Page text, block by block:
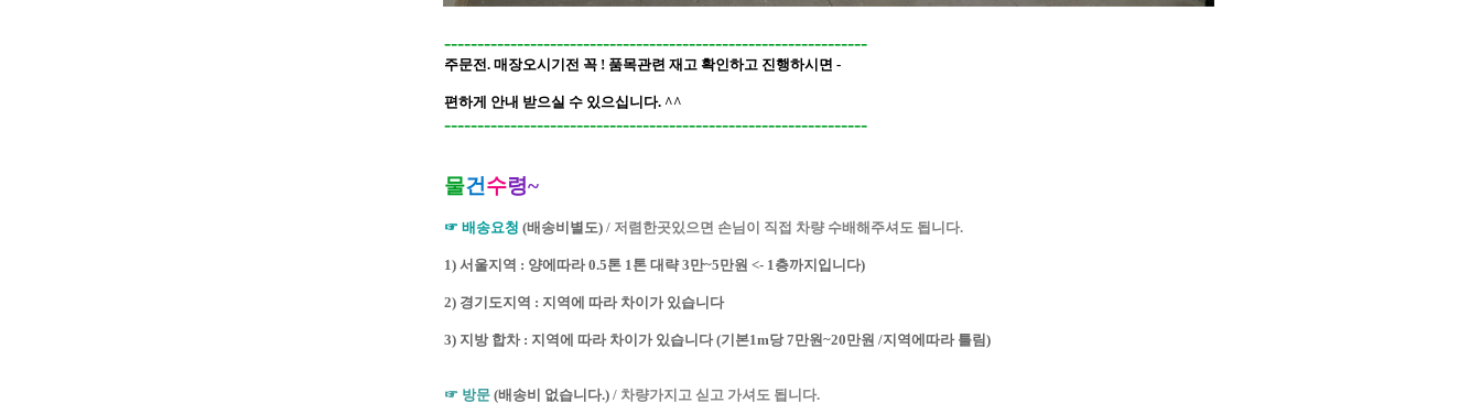
----------------------------------------------------------------
주문전. 매장오시기전 꼭 ! 품목관련 재고 확인하고 진행하시면 -
편하게 안내 받으실 수 있으십니다. ^^
----------------------------------------------------------------
물건수령~
☞ 배송요청 (배송비별도) / 저렴한곳있으면 손님이 직접 차량 수배해주셔도 됩니다.
1) 서울지역 : 양에따라 0.5톤 1톤 대략 3만~5만원 <- 1층까지입니다)
2) 경기도지역 : 지역에 따라 차이가 있습니다
3) 지방 합차 : 지역에 따라 차이가 있습니다(기본1m당 7만원~20만원 /지역에따라 틀림)
☞ 방문 (배송비 없습니다.) / 차량가지고 싣고 가셔도 됩니다.